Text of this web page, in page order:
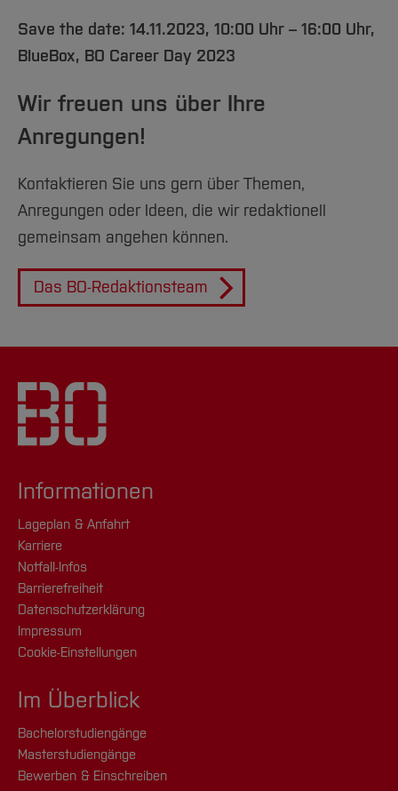
Save the date: 14.11.2023, 10:00 Uhr – 16:00 Uhr,
BlueBox, BO Career Day 2023
Wir freuen uns über Ihre
Anregungen!
Kontaktieren Sie uns gern über Themen,
Anregungen oder Ideen, die wir redaktionell
gemeinsam angehen können.
Das BO-Redaktionsteam
Informationen
Lageplan & Anfahrt
Karriere
Notfall-Infos
Barrierefreiheit
Datenschutzerklärung
Impressum
Cookie-Einstellungen
Im Überblick
Bachelorstudiengänge
Masterstudiengänge
Bewerben & Einschreiben